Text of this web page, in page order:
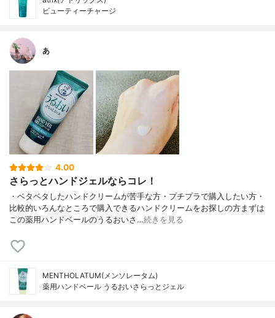
ビューティーチャージ
あ
4.00
さらっとハンドジェルならコレ！
・ベタベタしたハンドクリームが苦手な方・プチプラで購入したい方・
比較的いろんなところで購入できるハンドクリームをお探しの方まずは
この薬用ハンドベールのうるおいさ…続きを見る
MENTHOLATUM(メンソレータム)
薬用ハンドベール うるおいさらっとジェル